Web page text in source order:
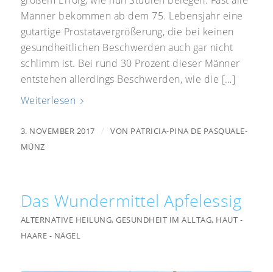
Männer bekommen ab dem 75. Lebensjahr eine
gutartige Prostatavergrößerung, die bei keinen
gesundheitlichen Beschwerden auch gar nicht
schlimm ist. Bei rund 30 Prozent dieser Männer
entstehen allerdings Beschwerden, wie die […]
Weiterlesen
3. NOVEMBER 2017 / VON PATRICIA-PINA DE PASQUALE-
MÜNZ
Das Wundermittel Apfelessig
ALTERNATIVE HEILUNG,GESUNDHEIT IM ALLTAG, HAUT -
HAARE - NÄGEL